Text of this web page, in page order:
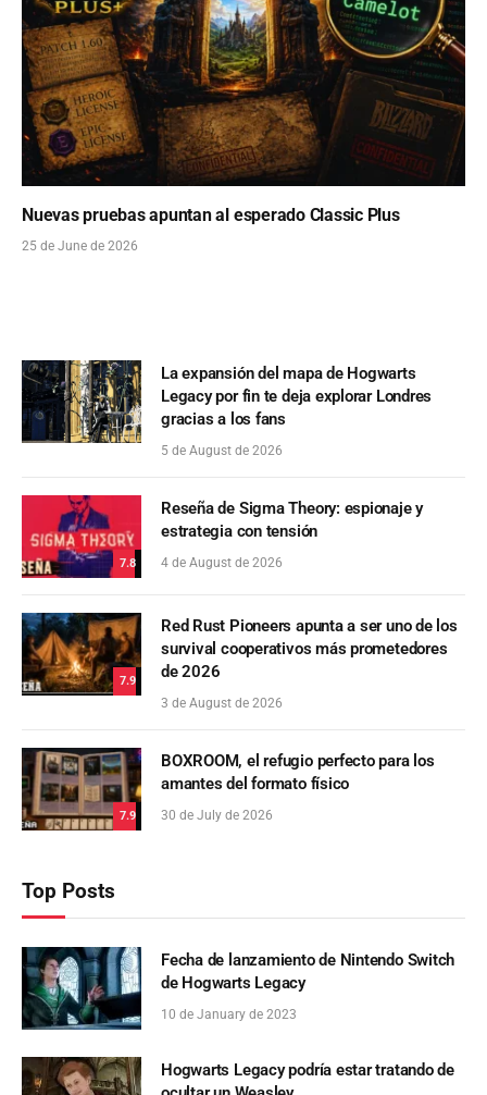
Nuevas pruebas apuntan al esperado Classic Plus
25 de June de 2026
La expansión del mapa de Hogwarts
Legacy por fin te deja explorar Londres
gracias a los fans
5 de August de 2026
7.8
Reseña de Sigma Theory: espionaje y
estrategia con tensión
4 de August de 2026
7.9
Red Rust Pioneers apunta a ser uno de los
survival cooperativos más prometedores
de 2026
3 de August de 2026
7.9
BOXROOM, el refugio perfecto para los
amantes del formato físico
30 de July de 2026
Top Posts
Fecha de lanzamiento de Nintendo Switch
de Hogwarts Legacy
10 de January de 2023
Hogwarts Legacy podría estar tratando de